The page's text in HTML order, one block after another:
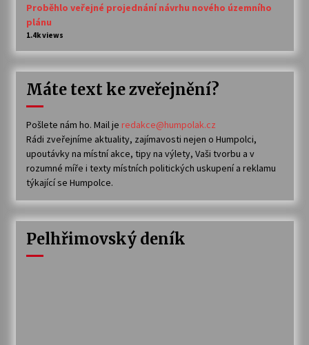
Proběhlo veřejné projednání návrhu nového územního
plánu
1.4k views
Máte text ke zveřejnění?
Pošlete nám ho. Mail je redakce@humpolak.cz
Rádi zveřejníme aktuality, zajímavosti nejen o Humpolci,
upoutávky na místní akce, tipy na výlety, Vaši tvorbu a v
rozumné míře i texty místních politických uskupení a reklamu
týkající se Humpolce.
Pelhřimovský deník